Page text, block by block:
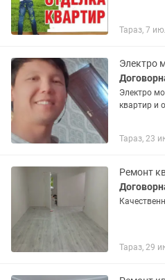
Тараз, 7
Электро
квартир и
Тараз, 23
Ремонт
Тараз, 29